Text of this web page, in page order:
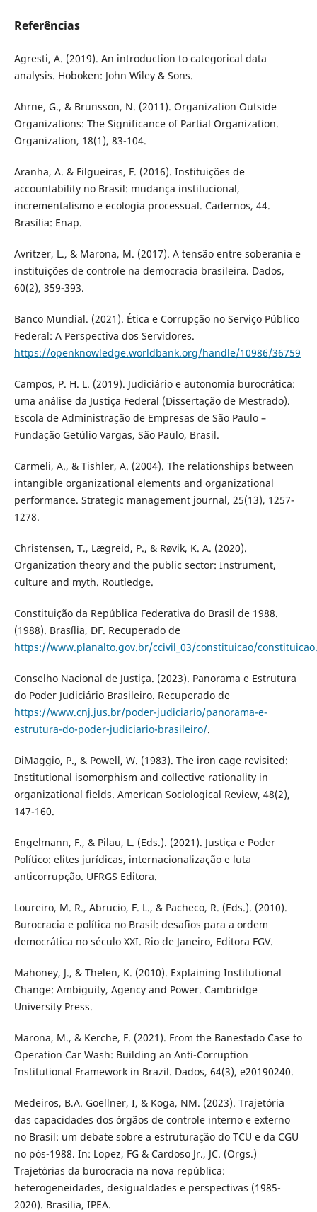
Referências
Agresti, A. (2019). An introduction to categorical data
analysis. Hoboken: John Wiley & Sons.
Ahrne, G., & Brunsson, N. (2011). Organization Outside
Organizations: The Significance of Partial Organization.
Organization, 18(1), 83-104.
Aranha, A. & Filgueiras, F. (2016). Instituições de
accountability no Brasil: mudança institucional,
incrementalismo e ecologia processual. Cadernos, 44.
Brasília: Enap.
Avritzer, L., & Marona, M. (2017). A tensão entre soberania e
instituições de controle na democracia brasileira. Dados,
60(2), 359-393.
Banco Mundial. (2021). Ética e Corrupção no Serviço Público
Federal: A Perspectiva dos Servidores.
https://openknowledge.worldbank.org/handle/10986/36759
Campos, P. H. L. (2019). Judiciário e autonomia burocrática:
uma análise da Justiça Federal (Dissertação de Mestrado).
Escola de Administração de Empresas de São Paulo –
Fundação Getúlio Vargas, São Paulo, Brasil.
Carmeli, A., & Tishler, A. (2004). The relationships between
intangible organizational elements and organizational
performance. Strategic management journal, 25(13), 1257-
1278.
Christensen, T., Lægreid, P., & Røvik, K. A. (2020).
Organization theory and the public sector: Instrument,
culture and myth. Routledge.
Constituição da República Federativa do Brasil de 1988.
(1988). Brasília, DF. Recuperado de
https://www.planalto.gov.br/ccivil_03/constituicao/
Conselho Nacional de Justiça. (2023). Panorama e Estrutura
do Poder Judiciário Brasileiro. Recuperado de
https://www.cnj.jus.br/poder-judiciario/panorama-e-
estrutura-do-poder-judiciario-brasileiro/.
DiMaggio, P., & Powell, W. (1983). The iron cage revisited:
Institutional isomorphism and collective rationality in
organizational fields. American Sociological Review, 48(2),
147-160.
Engelmann, F., & Pilau, L. (Eds.). (2021). Justiça e Poder
Político: elites jurídicas, internacionalização e luta
anticorrupção. UFRGS Editora.
Loureiro, M. R., Abrucio, F. L., & Pacheco, R. (Eds.). (2010).
Burocracia e política no Brasil: desafios para a ordem
democrática no século XXI. Rio de Janeiro, Editora FGV.
Mahoney, J., & Thelen, K. (2010). Explaining Institutional
Change: Ambiguity, Agency and Power. Cambridge
University Press.
Marona, M., & Kerche, F. (2021). From the Banestado Case to
Operation Car Wash: Building an Anti-Corruption
Institutional Framework in Brazil. Dados, 64(3), e20190240.
Medeiros, B.A. Goellner, I, & Koga, NM. (2023). Trajetória
das capacidades dos órgãos de controle interno e externo
no Brasil: um debate sobre a estruturação do TCU e da CGU
no pós-1988. In: Lopez, FG & Cardoso Jr., JC. (Orgs.)
Trajetórias da burocracia na nova república:
heterogeneidades, desigualdades e perspectivas (1985-
2020). Brasília, IPEA.